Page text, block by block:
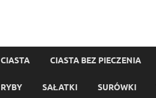
CIASTA CIASTA BEZ PIECZENIA
RYBY SAŁATKI SURÓWKI